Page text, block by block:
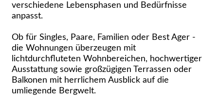
verschiedene Lebensphasen und Bedürfnisse
anpasst.
Ob für Singles, Paare, Familien oder Best Ager -
die Wohnungen überzeugen mit
lichtdurchfluteten Wohnbereichen, hochwertiger
Ausstattung sowie großzügigen Terrassen oder
Balkonen mit herrlichem Ausblick auf die
umliegende Bergwelt.